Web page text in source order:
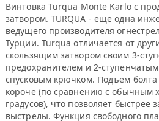
Винтовка Turqua Monte Karlo с
затвором. TURQUA - еще одна
ведущего производителя
Турции. Turqua отличается от
скользящим затвором своим 3-
предохранителем и 2-
спусковым крючком. Подъем болта
короче (по сравнению с обычным
градусов), что позволяет
выстрелы. Функция свободного